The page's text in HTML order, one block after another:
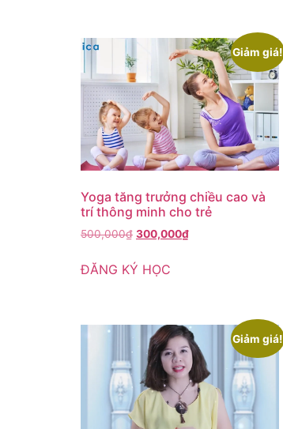
Giảm giá!
Yoga tăng trưởng chiều cao và
trí thông minh cho trẻ
500,000₫ 300,000₫
ĐĂNG KÝ HỌC
Giảm giá!